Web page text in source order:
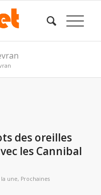
des oreilles
les Cannibal
la une, Prochaines